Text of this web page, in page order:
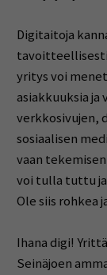
Digitaitoja
yritys voi
asiakkuuksia ja
verkkosivujen,
sosiaalisen
vaan
voi tulla tuttu
Ole siis rohkea
Ihana digi!
Seinäjoen